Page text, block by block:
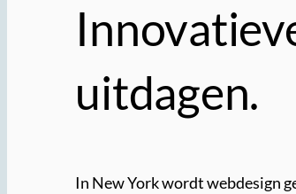
uitdagen.
In New York wordt webdesign